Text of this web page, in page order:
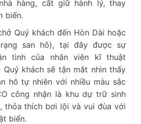
hàng, cất giữ hành lý, thay
biển.
Quý khách đến Hòn Dài hoặc
san hô), tại đây được sự
tình của nhân viên kĩ thuật
Quý khách sẽ tận mắt nhìn thấy
hô tự nhiên với nhiều màu sắc
công nhận là khu dự trữ sinh
thỏa thích bơi lội và vui đùa với
biển.